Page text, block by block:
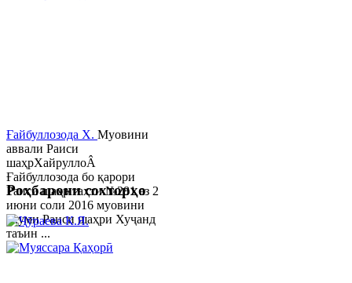
Ғайбуллозода Х. Муовини
аввали Раиси
шаҳрХайруллоÂ
Ғайбуллозода бо қарори
Раиси шаҳр таҳти №281 аз 2
июни соли 2016 муовини
якуми Раиси шаҳри Хуҷанд
таъин ...
Роҳбарони сохторҳо